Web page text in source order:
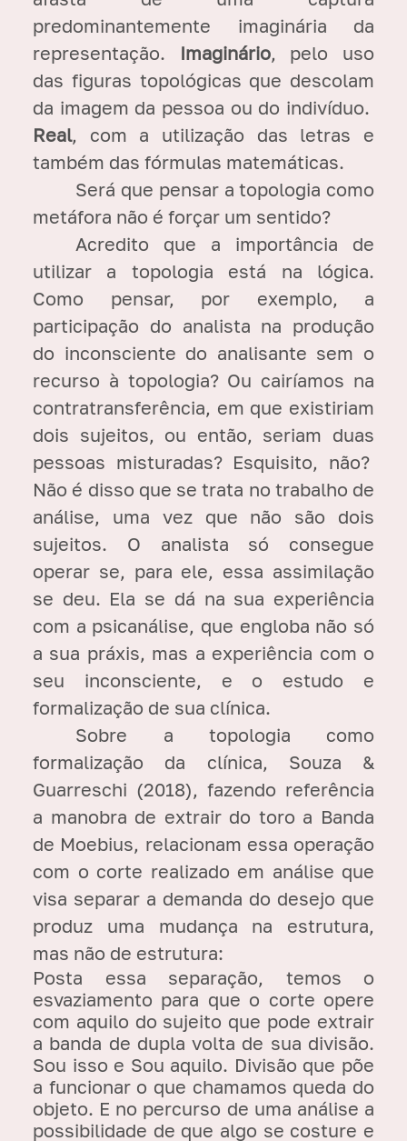
predominantemente imaginária da
representação. Imaginário, pelo uso
das figuras topológicas que descolam
da imagem da pessoa ou do indivíduo.
Real, com a utilização das letras e
também das fórmulas matemáticas.
Será que pensar a topologia como
metáfora não é forçar um sentido?
Acredito que a importância de
utilizar a topologia está na lógica.
Como pensar, por exemplo, a
participação do analista na produção
do inconsciente do analisante sem o
recurso à topologia? Ou cairíamos na
contratransferência, em que existiriam
dois sujeitos, ou então, seriam duas
pessoas misturadas? Esquisito, não?
Não é disso que se trata no trabalho de
análise, uma vez que não são dois
sujeitos. O analista só consegue
operar se, para ele, essa assimilação
se deu. Ela se dá na sua experiência
com a psicanálise, que engloba não só
a sua práxis, mas a experiência com o
seu inconsciente, e o estudo e
formalização de sua clínica.
Sobre a topologia como
formalização da clínica, Souza &
Guarreschi (2018), fazendo referência
a manobra de extrair do toro a Banda
de Moebius, relacionam essa operação
com o corte realizado em análise que
visa separar a demanda do desejo que
produz uma mudança na estrutura,
mas não de estrutura:
Posta essa separação, temos o
esvaziamento para que o corte opere
com aquilo do sujeito que pode extrair
a banda de dupla volta de sua divisão.
Sou isso e Sou aquilo. Divisão que põe
a funcionar o que chamamos queda do
objeto. E no percurso de uma análise a
possibilidade de que algo se costure e